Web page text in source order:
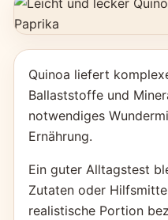
Quinoa liefert
Ballaststoffe und
notwendiges
Ernährung.
Ein guter Alltagstest
Zutaten oder
realistische Portion